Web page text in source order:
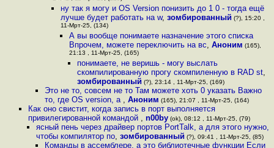
ну так я могу и OS Version понизить до 1 0 - тoгда ещё
лучше будет работать на w,зомбированный (?), 15:20 ,
11-Мрт-25, (134)
А вы вообще понимаете назначение этого списка
Впрочем, можете переключить на вс, Аноним (165),
21:13 , 11-Мрт-25, (165)
понимаете, не веришь - могу выслать
скомпилированную прогу скомпиленную в RAD st,
зомбированный (?), 23:14 , 11-Мрт-25, (169)
Это не то, совсем не то Там можете хоть 0 указать Важно
то, где OS version, а , Аноним (165), 21:07 , 11-Мрт-25, (164)
Как оно свистит, когда запись в порт выполняется
привилегированной командой , n00by(ok), 08:12 , 11-Мрт-25, (79)
ясный пень через драйвер портов PortTalk, а для этого нужно,
чтобы компилятор по,зомбированный (?), 09:41 , 11-Мрт-25, (85)
Команды в ассемблере, а это библиотечные функции Если